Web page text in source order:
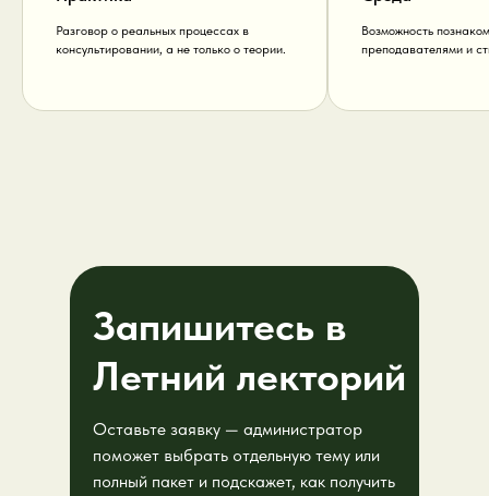
Разговор о реальных процессах в
консультировании, а не только о теории.
Возможность
преподавателями и
Запишитесь в
Летний лекторий
Оставьте заявку — администратор
поможет выбрать отдельную тему или
полный пакет и подскажет, как получить